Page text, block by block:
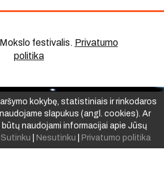
festivalis. Privatumo
politika
kokybę, statistiniais ir rinkodaros
slapukus (angl. cookies). Ar
naudojami informacijai apie Jūsų
Sutinku Nesutinku Privatumo politika